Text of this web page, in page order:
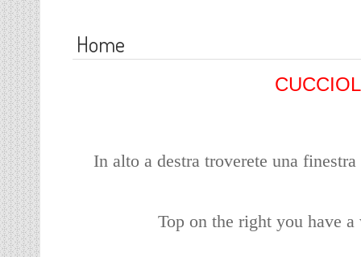
Home
In alto a destra troverete una
Top on the right you have